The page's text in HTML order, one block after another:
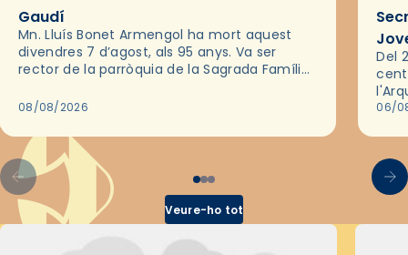
Gaudí
Mn. Lluís Bonet Armengol ha mort aquest
divendres 7 d’agost, als 95 anys. Va ser
rector de la parròquia de la Sagrada Família
2018,…
08/08/2026
Del
les
06/
Veure-ho tot